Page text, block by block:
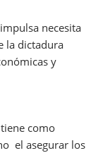
necesita
la dictadura
y
como
el asegurar los